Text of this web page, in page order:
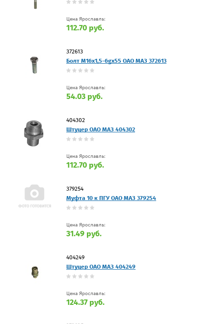
Цена Ярославль:
112.70 руб.
372613
Болт М16х1,5-6gх55 ОАО МАЗ 372613
Цена Ярославль:
54.03 руб.
404302
Штуцер ОАО МАЗ 404302
Цена Ярославль:
112.70 руб.
379254
Муфта 10 к ПГУ ОАО МАЗ 379254
Цена Ярославль:
31.49 руб.
404249
Штуцер ОАО МАЗ 404249
Цена Ярославль:
124.37 руб.